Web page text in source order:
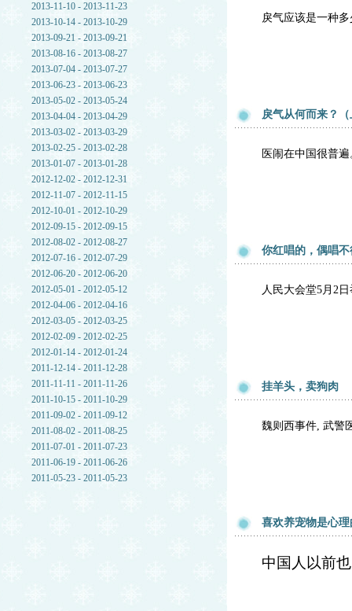
2013-11-10 - 2013-11-23
2013-10-14 - 2013-10-29
2013-09-21 - 2013-09-21
2013-08-16 - 2013-08-27
2013-07-04 - 2013-07-27
2013-06-23 - 2013-06-23
2013-05-02 - 2013-05-24
2013-04-04 - 2013-04-29
2013-03-02 - 2013-03-29
2013-02-25 - 2013-02-28
2013-01-07 - 2013-01-28
2012-12-02 - 2012-12-31
2012-11-07 - 2012-11-15
2012-10-01 - 2012-10-29
2012-09-15 - 2012-09-15
2012-08-02 - 2012-08-27
2012-07-16 - 2012-07-29
2012-06-20 - 2012-06-20
2012-05-01 - 2012-05-12
2012-04-06 - 2012-04-16
2012-03-05 - 2012-03-25
2012-02-09 - 2012-02-25
2012-01-14 - 2012-01-24
2011-12-14 - 2011-12-28
2011-11-11 - 2011-11-26
2011-10-15 - 2011-10-29
2011-09-02 - 2011-09-12
2011-08-02 - 2011-08-25
2011-07-01 - 2011-07-23
2011-06-19 - 2011-06-26
2011-05-23 - 2011-05-23
戾气应该是一种
戾气从何而来？
医闹在中国很普
你红唱的，偶唱不
人民大会堂5月2
挂羊头，卖狗肉
魏则西事件, 武警
喜欢养宠物是心
中国人以前